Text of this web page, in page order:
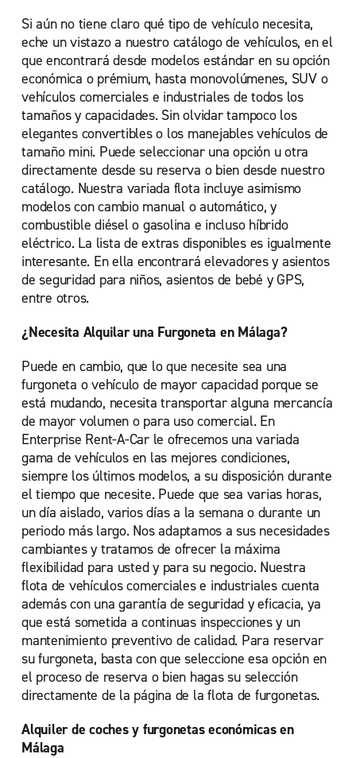
Si aún no tiene claro qué tipo de vehículo necesita,
eche un vistazo a nuestro catálogo de vehículos, en el
que encontrará desde modelos estándar en su opción
económica o prémium, hasta monovolúmenes, SUV o
vehículos comerciales e industriales de todos los
tamaños y capacidades. Sin olvidar tampoco los
elegantes convertibles o los manejables vehículos de
tamaño mini. Puede seleccionar una opción u otra
directamente desde su reserva o bien desde nuestro
catálogo. Nuestra variada flota incluye asimismo
modelos con cambio manual o automático, y
combustible diésel o gasolina e incluso híbrido
eléctrico. La lista de extras disponibles es igualmente
interesante. En ella encontrará elevadores y asientos
de seguridad para niños, asientos de bebé y GPS,
entre otros.
¿Necesita Alquilar una Furgoneta en Málaga?
Puede en cambio, que lo que necesite sea una
furgoneta o vehículo de mayor capacidad porque se
está mudando, necesita transportar alguna mercancía
de mayor volumen o para uso comercial. En
Enterprise Rent-A-Car le ofrecemos una variada
gama de vehículos en las mejores condiciones,
siempre los últimos modelos, a su disposición durante
el tiempo que necesite. Puede que sea varias horas,
un día aislado, varios días a la semana o durante un
periodo más largo. Nos adaptamos a sus necesidades
cambiantes y tratamos de ofrecer la máxima
flexibilidad para usted y para su negocio. Nuestra
flota de vehículos comerciales e industriales cuenta
además con una garantía de seguridad y eficacia, ya
que está sometida a continuas inspecciones y un
mantenimiento preventivo de calidad. Para reservar
su furgoneta, basta con que seleccione esa opción en
el proceso de reserva o bien hagas su selección
directamente de la página de la flota de furgonetas.
Alquiler de coches y furgonetas económicas en
Málaga